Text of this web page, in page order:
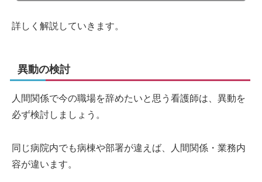
詳しく解説していきます。
異動の検討
人間関係で今の職場を辞めたいと思う看護師は、異動を
必ず検討しましょう。
同じ病院内でも病棟や部署が違えば、人間関係・業務内
容が違います。